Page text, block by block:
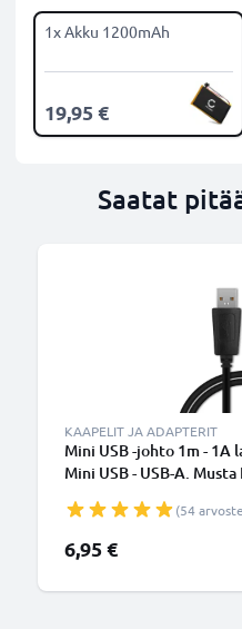
1x Akku 1200mAh
19,95 €
Saatat
KAAPELIT JA ADAPTERIT
Mini USB -johto 1m -
Mini USB - USB-A.
(54
6,95 €